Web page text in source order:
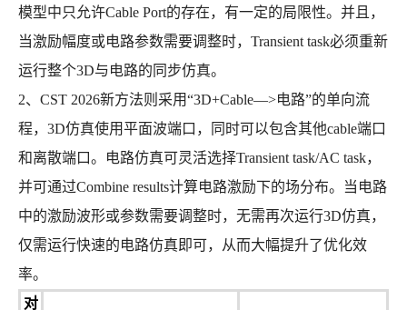
模型中只允许Cable Port的存在，有一定的局限性。并且，
当激励幅度或电路参数需要调整时，Transient task必须重新
运行整个3D与电路的同步仿真。
2、CST 2026新方法则采用“3D+Cable—>电路”的单向流
程，3D仿真使用平面波端口，同时可以包含其他cable端口
和离散端口。电路仿真可灵活选择Transient task/AC task，
并可通过Combine results计算电路激励下的场分布。当电路
中的激励波形或参数需要调整时，无需再次运行3D仿真，
仅需运行快速的电路仿真即可，从而大幅提升了优化效
率。
对